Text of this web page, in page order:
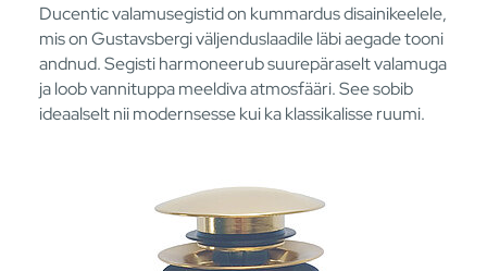
Ducentic valamusegistid on kummardus disainikeelele,
mis on Gustavsbergi väljenduslaadile läbi aegade tooni
andnud. Segisti harmoneerub suurepäraselt valamuga
ja loob vannituppa meeldiva atmosfääri. See sobib
ideaalselt nii modernsesse kui ka klassikalisse ruumi.